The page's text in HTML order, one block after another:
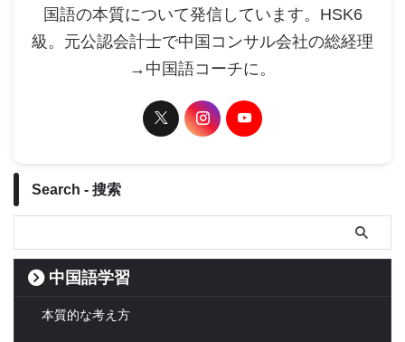
国語の本質について発信しています。HSK6
級。元公認会計士で中国コンサル会社の総経理
→中国語コーチに。
Search - 搜索
中国語学習
本質的な考え方